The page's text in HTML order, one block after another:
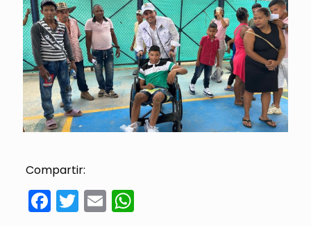
Compartir:
Facebook
Twitter
EmailWhatsApp